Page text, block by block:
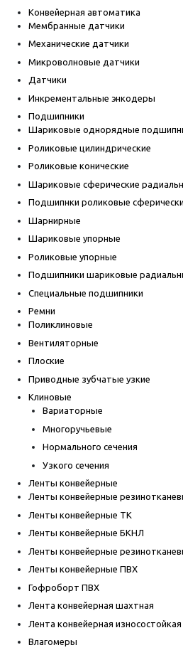
Конвейерная автоматика
Мембранные датчики
Механические датчики
Микроволновые датчики
Датчики
Инкрементальные энкодеры
Подшипники
Шариковые однорядные
Роликовые цилиндрические
Роликовые конические
Шариковые сферические
Подшипнки роликовые
Шарнирные
Шариковые упорные
Роликовые упорные
Подшипники шариковые
Специальные подшипники
Ремни
Поликлиновые
Вентиляторные
Плоские
Приводные зубчатые узкие
Клиновые
Вариаторные
Многоручьевые
Нормального сечения
Узкого сечения
Ленты конвейерные
Ленты конвейерные
Ленты конвейерные ТК
Ленты конвейерные БКНЛ
Ленты конвейерные
Ленты конвейерные ПВХ
Гофроборт ПВХ
Лента конвейерная шахтная
Лента конвейерная износостойкая
Влагомеры